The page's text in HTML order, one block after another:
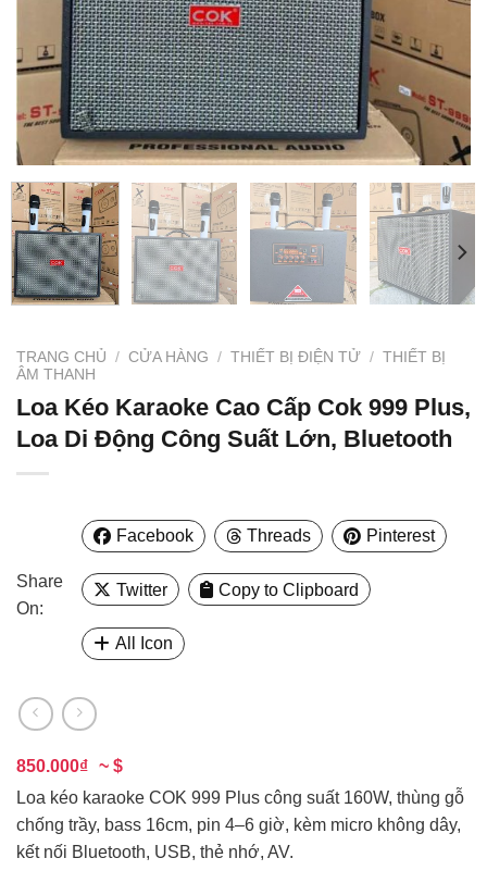
TRANG CHỦ / CỬA HÀNG / THIẾT BỊ ĐIỆN TỬ / THIẾT BỊ
ÂM THANH
Loa Kéo Karaoke Cao Cấp Cok 999 Plus,
Loa Di Động Công Suất Lớn, Bluetooth
Share
On:
Facebook Threads Pinterest
Twitter Copy to Clipboard
All Icon
850.000₫ ~ $
Loa kéo karaoke COK 999 Plus công suất 160W, thùng gỗ
chống trầy, bass 16cm, pin 4–6 giờ, kèm micro không dây,
kết nối Bluetooth, USB, thẻ nhớ, AV.